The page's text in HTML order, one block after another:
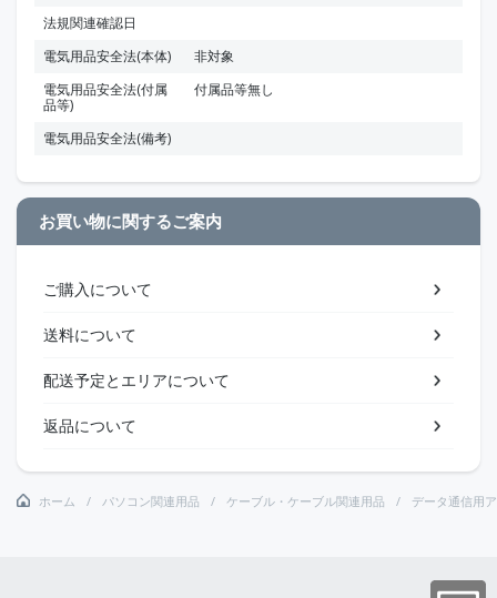
法規関連確認日
電気用品安全法(本体)
非対象
電気用品安全法(付属
品等)
付属品等無し
電気用品安全法(備考)
お買い物に関するご案内
ご購入について
送料について
配送予定とエリアについて
返品について
ホーム パソコン関連用品 ケーブル・ケーブル関連用品 データ通信用